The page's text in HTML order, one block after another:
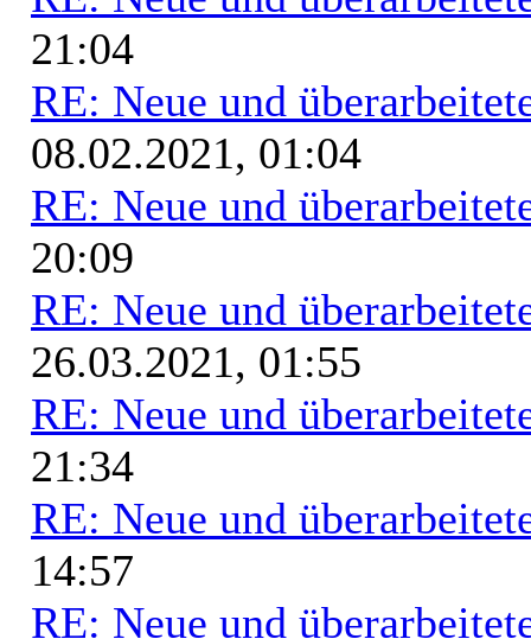
21:04
RE: Neue und
08.02.2021, 01:04
RE: Neue und
20:09
RE: Neue und
26.03.2021, 01:55
RE: Neue und
21:34
RE: Neue und
14:57
RE: Neue und